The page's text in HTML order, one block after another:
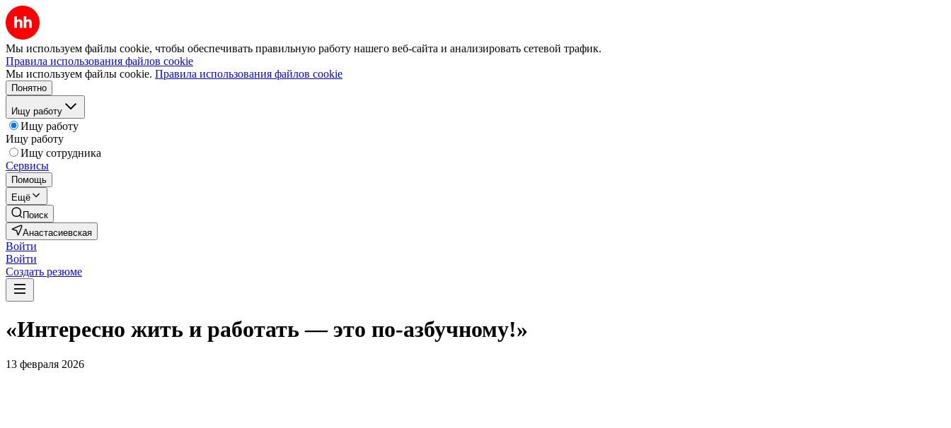
Мы используем файлы cookie, чтобы обеспечивать правильную работу нашего веб-сайта и анализировать сетевой трафик.
Правила использования файлов cookie
Мы используем файлы cookie. Правила использования файлов cookie
Понятно
Ищу работу
Ищу работу
Ищу работу
Ищу сотрудника
Сервисы
Помощь
Ещё
Поиск
Анастасиевская
Войти
Войти
Создать резюме
«Интересно жить и работать — это по-азбучному!»
13 февраля 2026